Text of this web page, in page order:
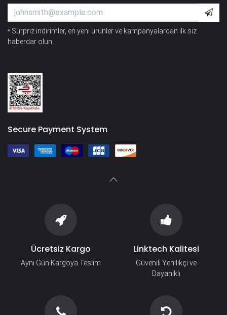
* Sürpriz indirimler, en yeni ürünler ve kampanyalardan ilk siz
haberdar olun.
Secure Payment System
Ücretsiz Kargo
Aynı Gün Kargoya Teslim
Linktech Kalitesi
Güvenili Yenilikçi ve
Dayanıklı